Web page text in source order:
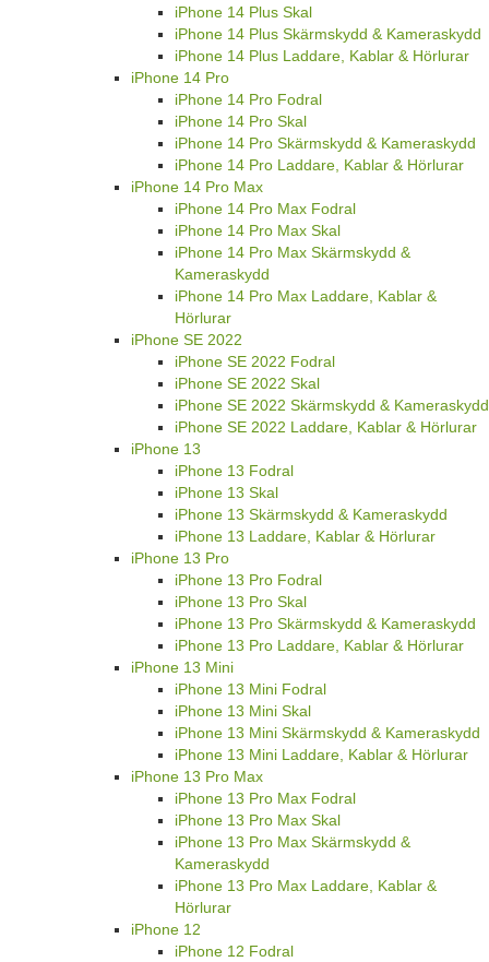
iPhone 14 Plus Skal
iPhone 14 Plus Skärmskydd & Kameraskydd
iPhone 14 Plus Laddare, Kablar & Hörlurar
iPhone 14 Pro
iPhone 14 Pro Fodral
iPhone 14 Pro Skal
iPhone 14 Pro Skärmskydd & Kameraskydd
iPhone 14 Pro Laddare, Kablar & Hörlurar
iPhone 14 Pro Max
iPhone 14 Pro Max Fodral
iPhone 14 Pro Max Skal
iPhone 14 Pro Max Skärmskydd &
Kameraskydd
iPhone 14 Pro Max Laddare, Kablar &
Hörlurar
iPhone SE 2022
iPhone SE 2022 Fodral
iPhone SE 2022 Skal
iPhone SE 2022 Skärmskydd & Kameraskydd
iPhone SE 2022 Laddare, Kablar & Hörlurar
iPhone 13
iPhone 13 Fodral
iPhone 13 Skal
iPhone 13 Skärmskydd & Kameraskydd
iPhone 13 Laddare, Kablar & Hörlurar
iPhone 13 Pro
iPhone 13 Pro Fodral
iPhone 13 Pro Skal
iPhone 13 Pro Skärmskydd & Kameraskydd
iPhone 13 Pro Laddare, Kablar & Hörlurar
iPhone 13 Mini
iPhone 13 Mini Fodral
iPhone 13 Mini Skal
iPhone 13 Mini Skärmskydd & Kameraskydd
iPhone 13 Mini Laddare, Kablar & Hörlurar
iPhone 13 Pro Max
iPhone 13 Pro Max Fodral
iPhone 13 Pro Max Skal
iPhone 13 Pro Max Skärmskydd &
Kameraskydd
iPhone 13 Pro Max Laddare, Kablar &
Hörlurar
iPhone 12
iPhone 12 Fodral